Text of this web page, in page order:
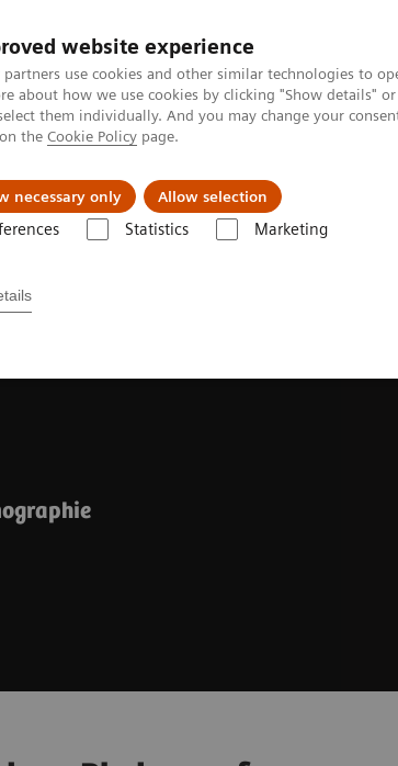
website experience
use cookies and other similar technologies to
about how we use cookies by clicking "Show details"
them individually. And you may change your
the Cookie Policy page.
necessary only Allow selection
Statistics Marketing
Produkte & Services